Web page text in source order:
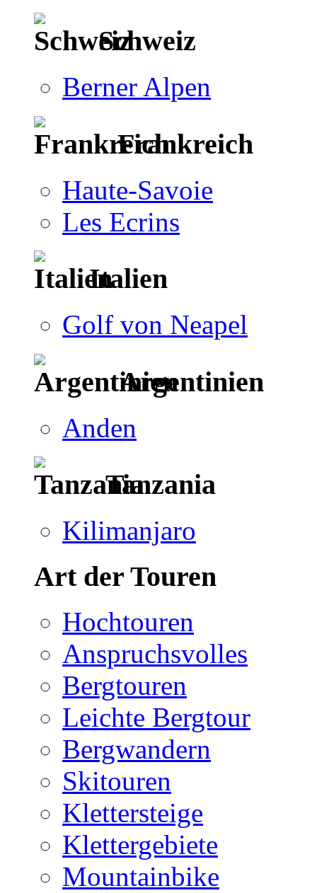
Schweiz
Berner Alpen
Frankreich
Haute-Savoie
Les Ecrins
Italien
Golf von Neapel
Argentinien
Anden
Tanzania
Kilimanjaro
Art der Touren
Hochtouren
Anspruchsvolles
Bergtouren
Leichte Bergtour
Bergwandern
Skitouren
Klettersteige
Klettergebiete
Mountainbike